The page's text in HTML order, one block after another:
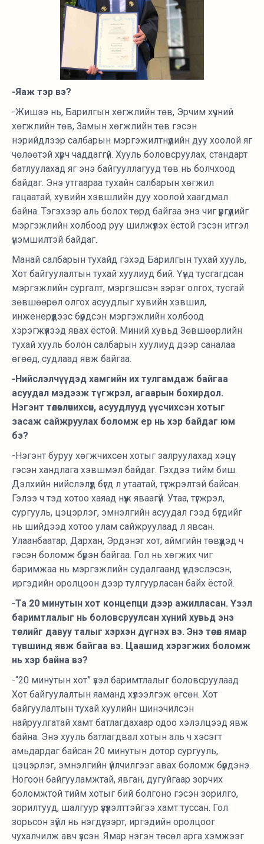
-Яаж тэр вэ?
-Жишээ нь, Барилгын хөгжлийн төв, Эрчим хүчний
хөгжлийн төв, Замын хөгжлийн төв гэсэн
нэрийдлээр салбарын мэргэжилтнүүдийн дуу хоолой яг
чөлөөтэй хүрч чаддаггүй. Хууль боловсруулах, стандарт
батлуулахад яг энэ байгууллагууд төв нь болчхоод
байдаг. Энэ утгаараа тухайн салбарын хөгжил
гацаатай, хувийн хэвшлийн дуу хоолой хаагдмал
байна. Тэгэхээр аль болох төрд байгаа энэ чиг үүргүүдийг
мэргэжлийн холбоод руу шилжүүлэх ёстой гэсэн итгэл
үнэмшилтэй байдаг.
Манай салбарын тухайд гэхэд Барилгын тухай хууль,
Хот байгуулалтын тухай хуулиуд бий. Үүнд тусгагдсан
мэргэжлийн сургалт, мэргэшсэн зэрэг олгох, тусгай
зөвшөөрөл олгох асуудлыг хувийн хэвшил,
инженерүүдээс бүрдсэн мэргэжлийн холбоод
хэрэгжүүлээд явах ёстой. Миний хувьд Зөвшөөрлийн
тухай хууль болон салбарын хуулиуд дээр саналаа
өгөөд, судлаад явж байгаа.
-Нийслэлчүүдэд хамгийн их тулгамдаж байгаа
асуудал мэдээж түгжрэл, агаарын бохирдол.
Нэгэнт төлөвлөчихсөн, асуудлууд үүсчихсэн хотыг
засаж сайжруулах боломж ер нь хэр байдаг юм
бэ?
-Нэгэнт буруу хөгжчихсөн хотыг залруулахад хэцүү
гэсэн хандлага хэвшмэл байдаг. Гэхдээ тийм биш.
Дэлхийн нийслэлүүд бүгд л утаатай, түгжрэлтэй байсан.
Гэлээ ч тэд хотоо хаяад нүүж яваагүй. Утаа, түгжрэл,
сургууль, цэцэрлэг, эмнэлгийн асуудал гээд бүгдийг
нь шийдээд хотоо улам сайжруулаад л явсан.
Улаанбаатар, Дархан, Эрдэнэт хот, аймгийн төвүүдэд ч
гэсэн боломж бүрэн байгаа. Гол нь хөгжих чиг
баримжаа нь мэргэжлийн судалгаанд үндэслэсэн,
иргэдийн оролцоон дээр тулгуурласан байх ёстой.
-Та 20 минутын хот концепци дээр ажилласан. Үзэл
баримтлалыг нь боловсруулсан хүний хувьд энэ
төслийг давуу талыг хэрхэн дүгнэх вэ. Энэ төсөл ямар
түвшинд явж байгаа вэ. Цаашид хэрэгжих боломж
нь хэр байна вэ?
-“20 минутын хот” үзэл баримтлалыг боловсруулаад
Хот байгуулалтын яаманд хүлээлгэж өгсөн. Хот
байгуулалтын тухай хуулийн шинэчилсэн
найруулгатай хамт батлагдахаар одоо хэлэлцээд явж
байна. Энэ хууль батлагдвал хотын аль ч хэсэгт
амьдардаг байсан 20 минутын дотор сургууль,
цэцэрлэг, эмнэлгийн үйлчилгээг авах боломж бүрдэнэ.
Ногоон байгууламжтай, явган, дугуйгаар зорчих
боломжтой тийм хотыг бий болгоно гэсэн зорилго,
зорилтууд, шалгуур үзүүлэлттэйгээ хамт туссан. Гол
зорьсон зүйл нь нэгдүгээрт, иргэдийн оролцоог
чухалчилж авч үзсэн. Ямар нэгэн төсөл арга хэмжээг